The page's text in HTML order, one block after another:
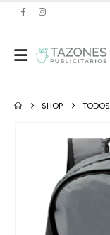
SHOP TODOS